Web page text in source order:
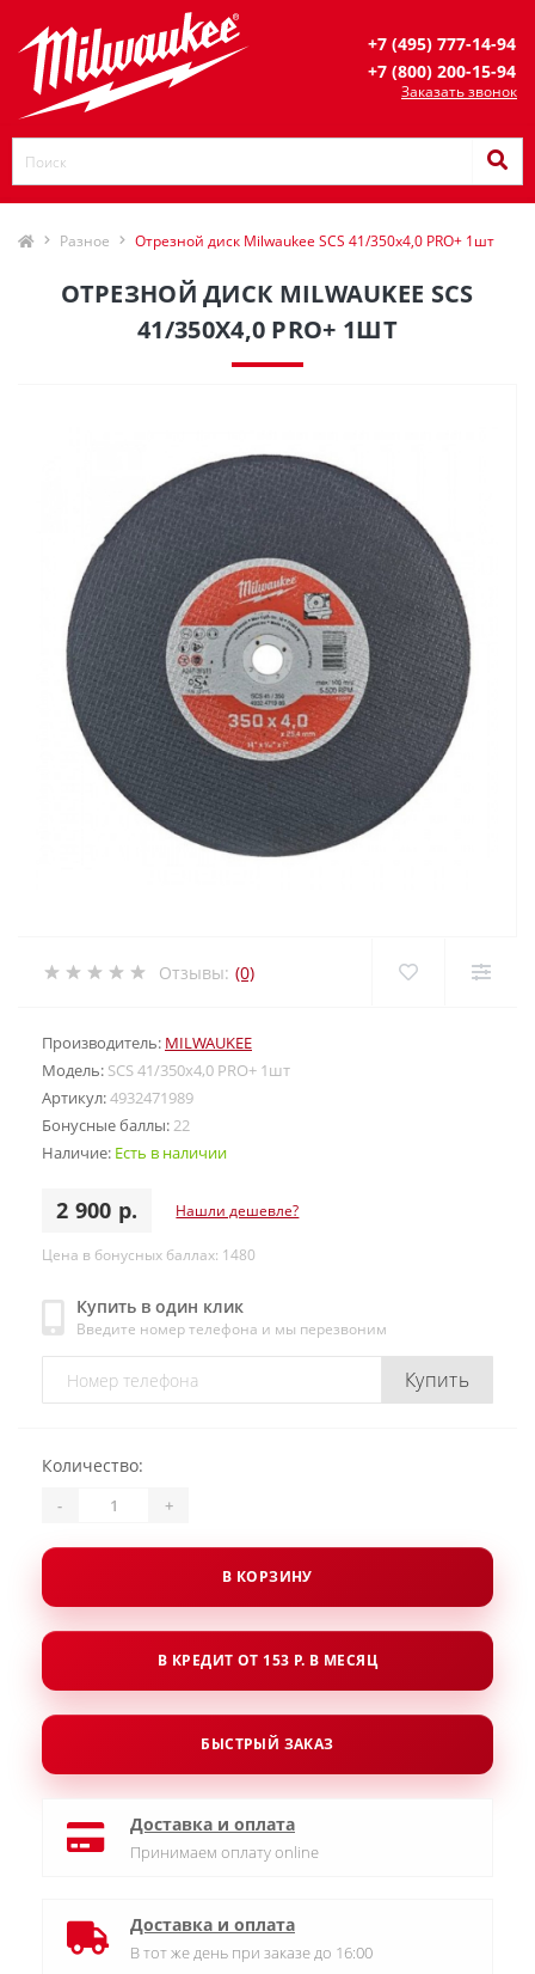
+7 (495) 777-14-94
+7 (800) 200-15-94
Заказать звонок
Разное Отрезной диск Milwaukee SCS 41/350х4,0 PRO+ 1шт
ОТРЕЗНОЙ ДИСК MILWAUKEE SCS
41/350Х4,0 PRO+ 1ШТ
Отзывы: (0)
Производитель: MILWAUKEE
Модель: SCS 41/350х4,0 PRO+ 1шт
Артикул:4932471989
Бонусные баллы:22
Наличие: Есть в наличии
2 900 р. Нашли дешевле?
Цена в бонусных баллах: 1480
Купить в один клик
Введите номер телефона и мы перезвоним
Купить
Количество:
- +
В КОРЗИНУ
В КРЕДИТ ОТ 153 Р. В МЕСЯЦ
БЫСТРЫЙ ЗАКАЗ
Доставка и оплата
Принимаем оплату online
Доставка и оплата
В тот же день при заказе до 16:00